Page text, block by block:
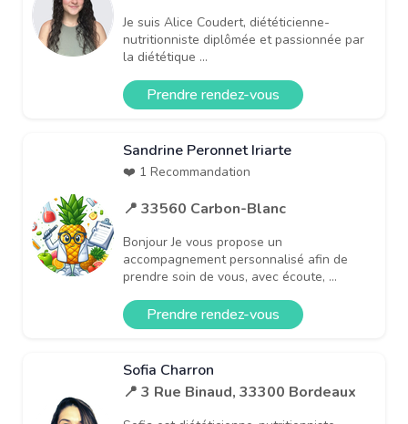
Je suis Alice Coudert, diététicienne-
nutritionniste diplômée et passionnée par
la diététique ...
Prendre rendez-vous
Sandrine Peronnet Iriarte
❤️ 1 Recommandation
📍 33560 Carbon-Blanc
Bonjour Je vous propose un
accompagnement personnalisé afin de
prendre soin de vous, avec écoute, ...
Prendre rendez-vous
Sofia Charron
📍 3 Rue Binaud, 33300 Bordeaux